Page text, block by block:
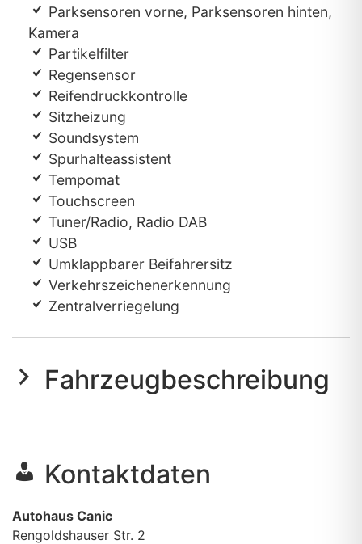
Parksensoren vorne, Parksensoren hinten,
Kamera
Partikelfilter
Regensensor
Reifendruckkontrolle
Sitzheizung
Soundsystem
Spurhalteassistent
Tempomat
Touchscreen
Tuner/Radio, Radio DAB
USB
Umklappbarer Beifahrersitz
Verkehrszeichenerkennung
Zentralverriegelung
Fahrzeugbeschreibung
Kontaktdaten
Autohaus Canic
Rengoldshauser Str. 2